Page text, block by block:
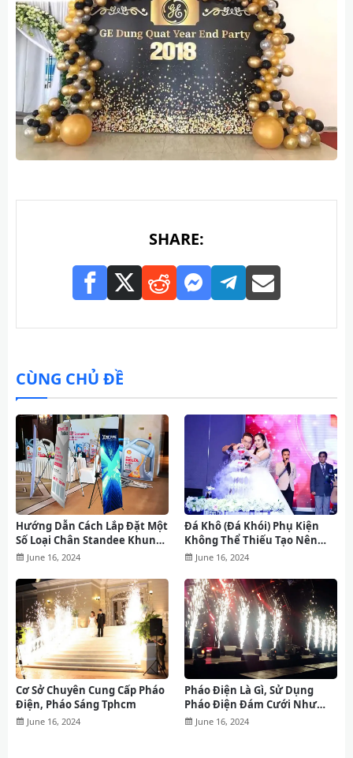
SHARE:
CÙNG CHỦ ĐỀ
Hướng Dẫn Cách Lắp Đặt Một
Số Loại Chân Standee Khung
X June 16, 2024
Đá Khô (Đá Khói) Phụ Kiện
Không Thể Thiếu Tạo Nên
Tiệc Cưới Lung Linh, Lãng
June 16, 2024
Cơ Sở Chuyên Cung Cấp Pháo
Điện, Pháo Sáng Tphcm
June 16, 2024
Pháo Điện Là Gì, Sử Dụng
Pháo Điện Đám Cưới Như
Thế Nào
June 16, 2024